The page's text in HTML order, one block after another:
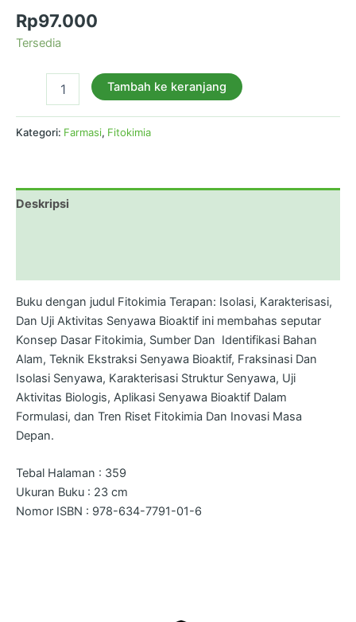
Rp97.000
Tersedia
Tambah ke keranjang
Kategori: Farmasi, Fitokimia
Deskripsi
Buku dengan judul Fitokimia Terapan: Isolasi, Karakterisasi,
Dan Uji Aktivitas Senyawa Bioaktif ini membahas seputar
Konsep Dasar Fitokimia, Sumber Dan Identifikasi Bahan
Alam, Teknik Ekstraksi Senyawa Bioaktif, Fraksinasi Dan
Isolasi Senyawa, Karakterisasi Struktur Senyawa, Uji
Aktivitas Biologis, Aplikasi Senyawa Bioaktif Dalam
Formulasi, dan Tren Riset Fitokimia Dan Inovasi Masa
Depan.
Tebal Halaman : 359
Ukuran Buku : 23 cm
Nomor ISBN : 978-634-7791-01-6